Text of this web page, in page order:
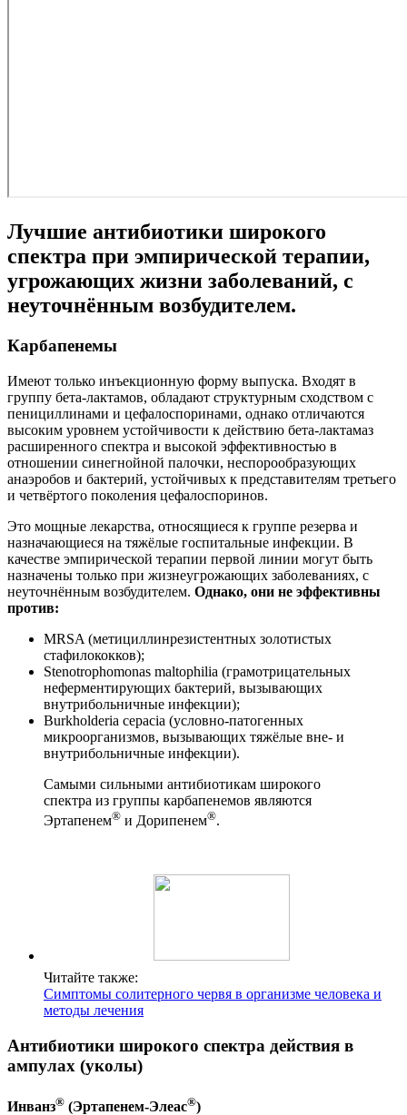
Лучшие антибиотики широкого
спектра при эмпирической терапии,
угрожающих жизни заболеваний, с
неуточнённым возбудителем.
Карбапенемы
Имеют только инъекционную форму выпуска. Входят в
группу бета-лактамов, обладают структурным сходством с
пенициллинами и цефалоспоринами, однако отличаются
высоким уровнем устойчивости к действию бета-лактамаз
расширенного спектра и высокой эффективностью в
отношении синегнойной палочки, неспорообразующих
анаэробов и бактерий, устойчивых к представителям третьего
и четвёртого поколения цефалоспоринов.
Это мощные лекарства, относящиеся к группе резерва и
назначающиеся на тяжёлые госпитальные инфекции. В
качестве эмпирической терапии первой линии могут быть
назначены только при жизнеугрожающих заболеваниях, с
неуточнённым возбудителем. Однако, они не эффективны
против:
MRSA (метициллинрезистентных золотистых
стафилококков);
Stenotrophomonas maltophilia (грамотрицательных
неферментирующих бактерий, вызывающих
внутрибольничные инфекции);
Burkholderia cepacia (условно-патогенных
микроорганизмов, вызывающих тяжёлые вне- и
внутрибольничные инфекции).
Самыми сильными антибиотикам широкого
спектра из группы карбапенемов являются
Эртапенем® и Дорипенем®.
Читайте также:
Симптомы солитерного червя в организме человека и
методы лечения
Антибиотики широкого спектра действия в
ампулах (уколы)
Инванз® (Эртапенем-Элеас®)